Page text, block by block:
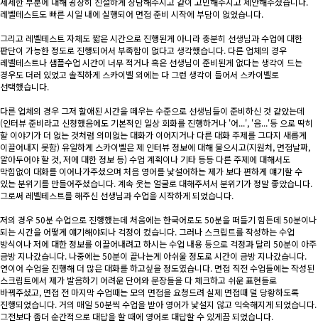
레벨테스트도 빠른 시일 내에 실행되어 면접 준비 시작에 부담이 없었습니다.
그리고 레벨테스트 자체도 짧은 시간으로 진행된게 아니라 충분히 선생님과 수업에 대한
판단이 가능한 정도로 진행되어서 부족함이 없다고 생각했습니다. 다른 업체의 경우
레벨테스트나 샘플수업 시간이 너무 적거나 혹은 선생님이 준비된게 없다는 생각이 드는
경우도 더러 있었고 솔직하게 스카이벨 외에는 다 그런 생각이 들어서 스카이벨로
선택했습니다.
다른 업체의 경우 그저 할애된 시간을 떼우는 수준으로 선생님들이 준비하신 것 같았는데
(인터뷰 준비라고 신청했음에도 기본적인 일상 회화를 진행하거나 '어...', '음...'등 으로 딱히
할 이야기가 더 없는 것처럼 의미없는 대화가 이어지거나 다른 대화 주제를 그다지 새롭게
이끌어내지 못함) 유일하게 스카이벨은 제 인터뷰 정보에 대해 물으시고(지원처, 면접날짜,
알아두어야 할 것, 저에 대한 정보 등) 수업 계획이나 기타 등등 다른 주제에 대해서도
막힘없이 대화를 이어나가주셨으며 처음 영어를 낯설어하는 제가 보다 편하게 얘기할 수
있는 분위기를 만들어주셨습니다. 계속 웃는 얼굴로 대해주셔서 분위기가 정말 좋았습니다.
그로써 레벨테스트를 해주신 선생님과 수업을 시작하게 되었습니다.
저의 경우 50분 수업으로 진행했는데 처음에는 한국어로도 50분을 떠들기 힘든데 50분이나
되는 시간을 어떻게 얘기해야되나 걱정이 컸습니다. 그러나 스크립트를 작성하는 수업
방식이나 저에 대한 정보를 이끌어내려고 하시는 수업 내용 등으로 걱정과 달리 50분이 아주
금방 지나갔습니다. 나중에는 50분이 끝나는게 아쉬울 정도로 시간이 금방 지나갔습니다.
연이어 수업을 진행해 더 많은 대화를 하고싶을 정도였습니다. 면접 직전 수업들에는 작성된
스크립트에서 제가 발음하기 어려운 단어와 문장들을 다 체크하고 쉬운 표현들로
바꿔주셨고, 면접 전 마지막 수업때는 모의 면접을 요청드려 실제 면접때 덜 당황하도록
진행되었습니다. 거의 매일 50분씩 수업을 받아 영어가 낯설지 않고 익숙해지게 되었습니다.
그전보다 좀더 순간적으로 대답을 할 때에 영어로 대답할 수 있게끔 되었습니다.